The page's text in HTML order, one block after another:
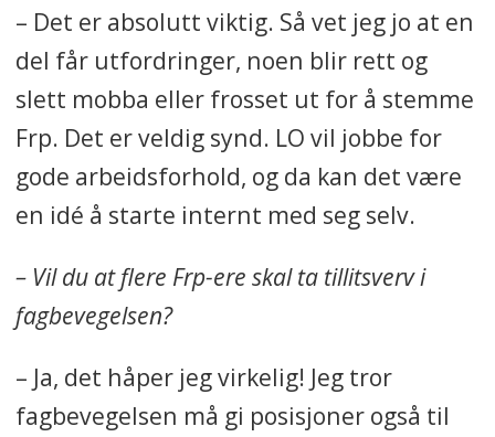
– Det er absolutt viktig. Så vet jeg jo at en
del får utfordringer, noen blir rett og
slett mobba eller frosset ut for å stemme
Frp. Det er veldig synd. LO vil jobbe for
gode arbeidsforhold, og da kan det være
en idé å starte internt med seg selv.
– Vil du at flere Frp-ere skal ta tillitsverv i
fagbevegelsen?
– Ja, det håper jeg virkelig! Jeg tror
fagbevegelsen må gi posisjoner også til